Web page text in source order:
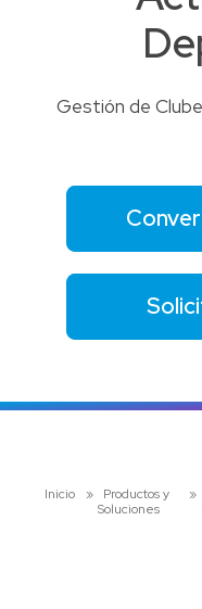
Gestión de
Inicio »
Productos y
Soluciones
»